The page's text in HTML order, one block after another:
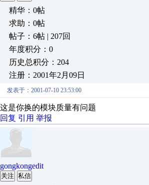
精华：0帖
求助：0帖
帖子：6帖 | 207回
年度积分：0
历史总积分：204
注册：2001年2月09日
发表于：2001-07-10 23:53:00
这是你换的模块质量有问题
回复 引用 举报
gongkongedit
关注 私信